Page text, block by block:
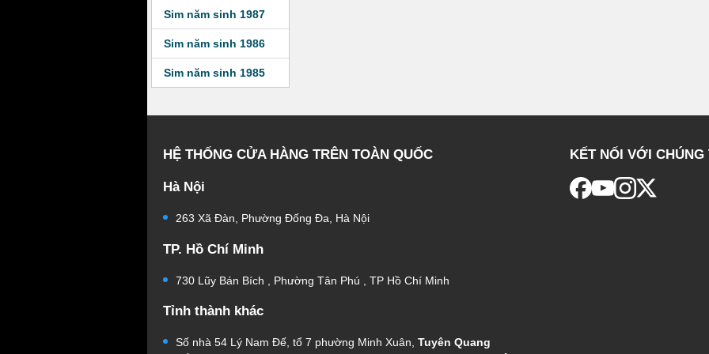
Sim năm sinh 1987
Sim năm sinh 1986
Sim năm sinh 1985
HỆ THỐNG CỬA HÀNG TRÊN TOÀN QUỐC
Hà Nội
263 Xã Đàn, Phường Đống Đa, Hà Nội
TP. Hồ Chí Minh
730 Lũy Bán Bích , Phường Tân Phú , TP Hồ Chí Minh
Tỉnh thành khác
Số nhà 54 Lý Nam Đế, tổ 7 phường Minh Xuân, Tuyên Quang
KẾT NỐI VỚI CHÚNG